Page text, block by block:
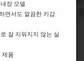
장 모델
면서도 깔끔한 키감
잘 지워지지 않는 실
제품